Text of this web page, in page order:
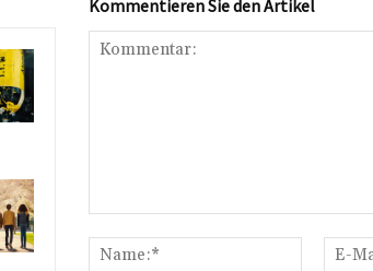
Kommentieren Sie den Artikel
Name:*